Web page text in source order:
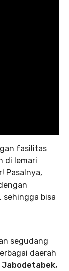
fasilitas
di lemari
Pasalnya,
sehingga bisa
segudang
daerah
Jabodetabek,